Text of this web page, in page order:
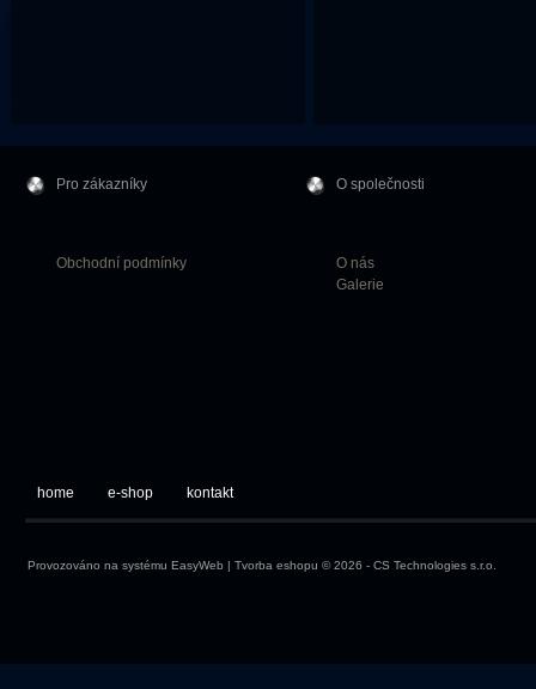
Pro zákazníky
Obchodní podmínky
O společnosti
O nás
Galerie
home e-shop kontakt
Provozováno na systému EasyWeb | Tvorba eshopu © 2026 - CS Technologies s.r.o.